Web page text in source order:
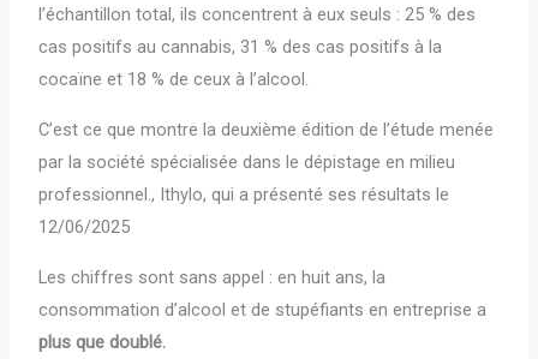
l’échantillon total, ils concentrent à eux seuls : 25 % des
cas positifs au cannabis, 31 % des cas positifs à la
cocaïne et 18 % de ceux à l’alcool.
C’est ce que montre la deuxième édition de l’étude menée
par la société spécialisée dans le dépistage en milieu
professionnel., Ithylo, qui a présenté ses résultats le
12/06/2025
Les chiffres sont sans appel : en huit ans, la
consommation d’alcool et de stupéfiants en entreprise a
plus que doublé.